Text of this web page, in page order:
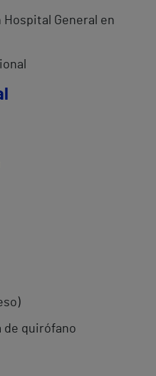
Hospital General en
de quirófano